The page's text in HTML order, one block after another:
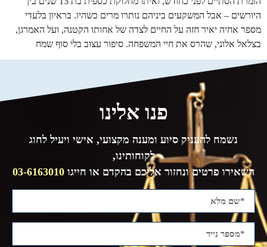
היורשים – אבל המשקעים ביניהם נותרו מרים כשהיו. בראיון בלעדי
מספר אחיה יאיר חזה על החיים לצדה של אחותו הקטנה, ועל האמרגן,
בצלאל אלוני, שהרס את חיי המשפחה. סיפור עצוב בלי סוף שמח
פנו אלינו
נשמח להעניק סיוע ומענה מקצועי, אישי ויעיל לחוג
לקוחותינו,
השאירו פרטים ונחזור אליכם בהקדם או חייגו 03-6163010